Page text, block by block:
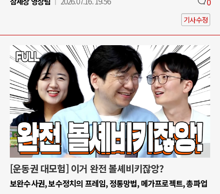
기사수정
[운동권 대모험] 이거 완전 볼셰비키잖앙?
보완수사권, 보수정치의 프레임, 정통망법, 메가프로젝트, 총파업